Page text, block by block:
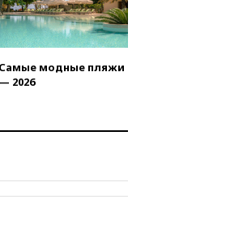
Путин назвал 76-ю
десантно-
дивизию
Путин заслушал
ситуации на
Самые модные пляжи
— 2026